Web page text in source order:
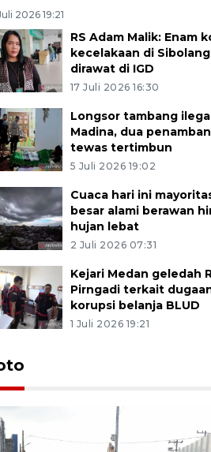
2026 19:21
RS Adam Malik: Enam
kecelakaan di
dirawat di IGD
17 Juli 2026 16:30
Longsor tambang
Madina, dua
tewas tertimbun
5 Juli 2026 19:02
Cuaca hari ini
besar alami berawan
hujan lebat
2 Juli 2026 07:31
Kejari Medan geledah
Pirngadi terkait
korupsi belanja BLUD
1 Juli 2026 19:21